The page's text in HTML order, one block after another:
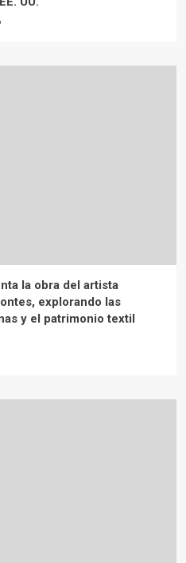
la obra del artista
explorando las
y el patrimonio textil